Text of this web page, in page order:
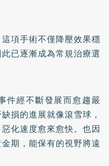
項手術不僅降壓效果穩
已逐漸成為常規治療選
件經不斷發展而愈趨嚴
損的進展就像滾雪球，
化速度愈來愈快。也因
期，能保有的視野將遠